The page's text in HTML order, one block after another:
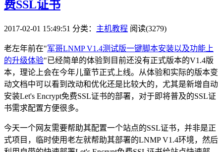
费SSL证书
2017-02-01 15:49:51 分类： 主机教程 阅读(3279)
老左年前在"军哥LNMP V1.4测试版一键脚本安装以及功能上
的升级体验"已经简单的体验到目前还没有正式版本的V1.4版
本，理论上会在今年儿童节正式上线。从体验和实际的版本变
动文档中可以看到改动和优化还是比较大的，尤其是新增自动
安装Let's Encrypt免费SSL证书的部署，对于即将普及的SSL证
书需求配置方便很多。
今天一个网友需要帮助其配置一个站点的SSL证书，并非是正
式项目，临时使用老左就帮助其部署的LNMP V1.4环境，然后